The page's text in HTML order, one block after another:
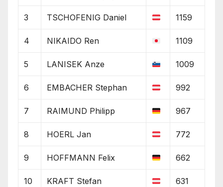
3 TSCHOFENIG Daniel 1159
4 NIKAIDO Ren 1109
5 LANISEK Anze 1009
6 EMBACHER Stephan 992
7 RAIMUND Philipp 967
8 HOERL Jan 772
9 HOFFMANN Felix 662
10 KRAFT Stefan 631